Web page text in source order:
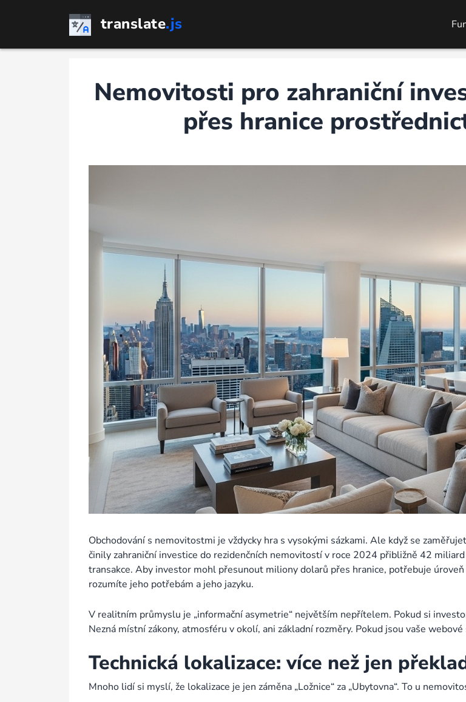
translate.js
Nemovitosti pro zahraniční
přes hranice
Obchodování s nemovitostmi je vždycky hra s vysokými sázkami. Ale když se
činily zahraniční investice do rezidenčních nemovitostí v roce 2024 přibližně 42
transakce. Aby investor mohl přesunout miliony dolarů přes hranice, potřebuje
rozumíte jeho potřebám a jeho jazyku.
V realitním průmyslu je „informační asymetrie“ největším nepřítelem. Pokud si
Nezná místní zákony, atmosféru v okolí, ani základní rozměry. Pokud jsou vaše
Technická lokalizace: více než jen
Mnoho lidí si myslí, že lokalizace je jen záměna „Ložnice“ za „Ubytovna“. To u